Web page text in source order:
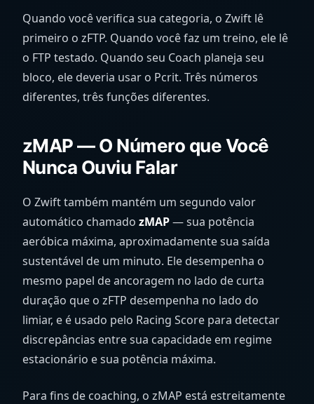
Quando você verifica sua categoria, o Zwift lê
primeiro o zFTP. Quando você faz um treino, ele lê
o FTP testado. Quando seu Coach planeja seu
bloco, ele deveria usar o Pcrit. Três números
diferentes, três funções diferentes.
zMAP — O Número que Você
Nunca Ouviu Falar
O Zwift também mantém um segundo valor
automático chamado zMAP— sua potência
aeróbica máxima, aproximadamente sua saída
sustentável de um minuto. Ele desempenha o
mesmo papel de ancoragem no lado de curta
duração que o zFTP desempenha no lado do
limiar, e é usado pelo Racing Score para detectar
discrepâncias entre sua capacidade em regime
estacionário e sua potência máxima.
Para fins de coaching, o zMAP está estreitamente